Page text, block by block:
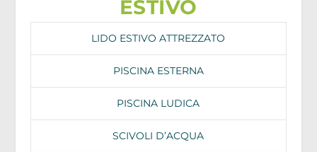
ESTIVO
LIDO ESTIVO ATTREZZATO
PISCINA ESTERNA
PISCINA LUDICA
SCIVOLI D’ACQUA